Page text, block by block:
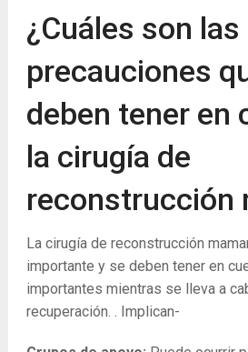
¿Cuáles son las
precauciones
deben tener en
la cirugía de
reconstrucción
La cirugía de reconstrucción
importante y se deben tener en
importantes mientras se lleva a
recuperación. . Implican-